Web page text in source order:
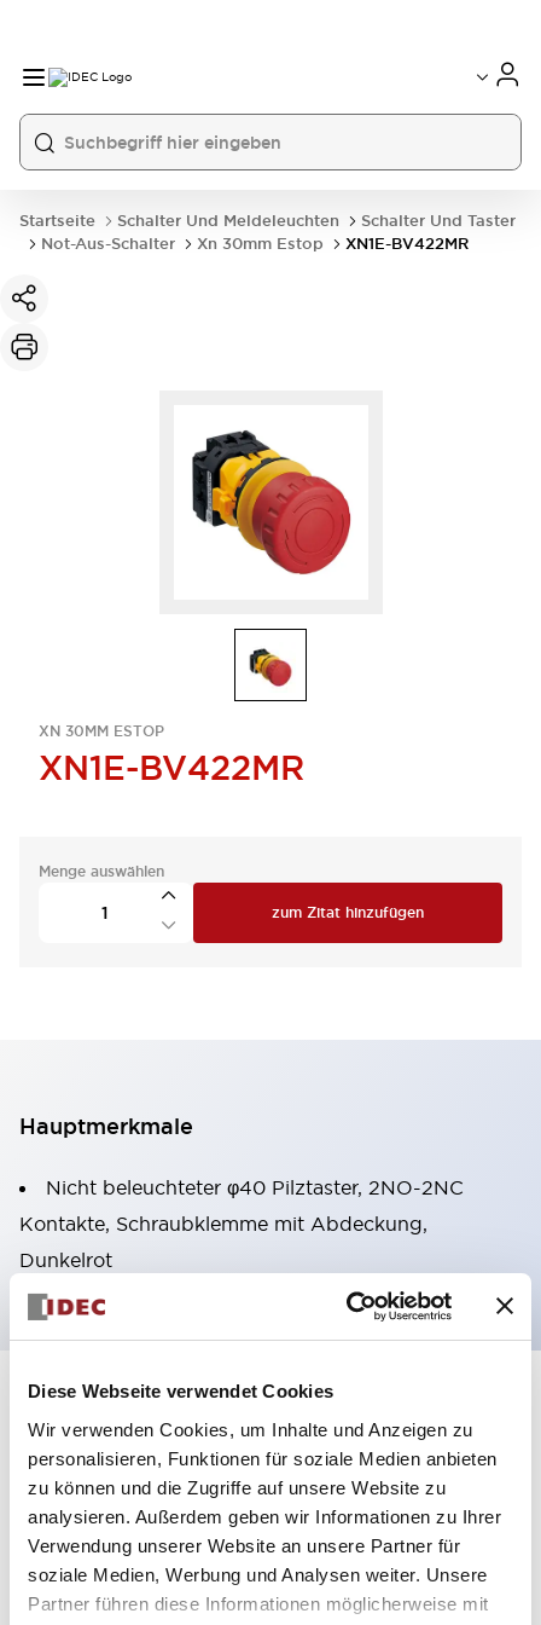
Diese Webseite verwendet Cookies
Wir verwenden Cookies, um Inhalte und Anzeigen zu
personalisieren, Funktionen für soziale Medien anbieten
zu können und die Zugriffe auf unsere Website zu
analysieren. Außerdem geben wir Informationen zu Ihrer
Verwendung unserer Website an unsere Partner für
soziale Medien, Werbung und Analysen weiter. Unsere
Partner führen diese Informationen möglicherweise mit
Startseite Schalter Und Meldeleuchten
Schalter Und Taster
Not-Aus-Schalter
Xn 30mm Estop XN1E-BV422MR
XN 30MM ESTOP
XN1E-BV422MR
Menge auswählen
zum Zitat hinzufügen
Hauptmerkmale
Nicht beleuchteter φ40 Pilztaster, 2NO-2NC
Kontakte, Schraubklemme mit Abdeckung,
Dunkelrot
Aesthetic Specifications
Environmental Specifications
Mechanical Specifications